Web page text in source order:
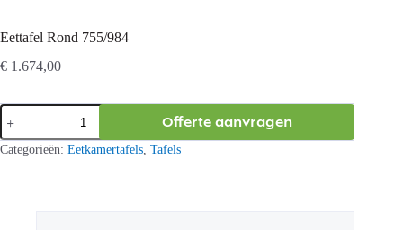
Eettafel Rond 755/984
€ 1.674,00
Eettafel
Rond
755/984
aantal
Offerte aanvragen
Categorieën: Eetkamertafels, Tafels